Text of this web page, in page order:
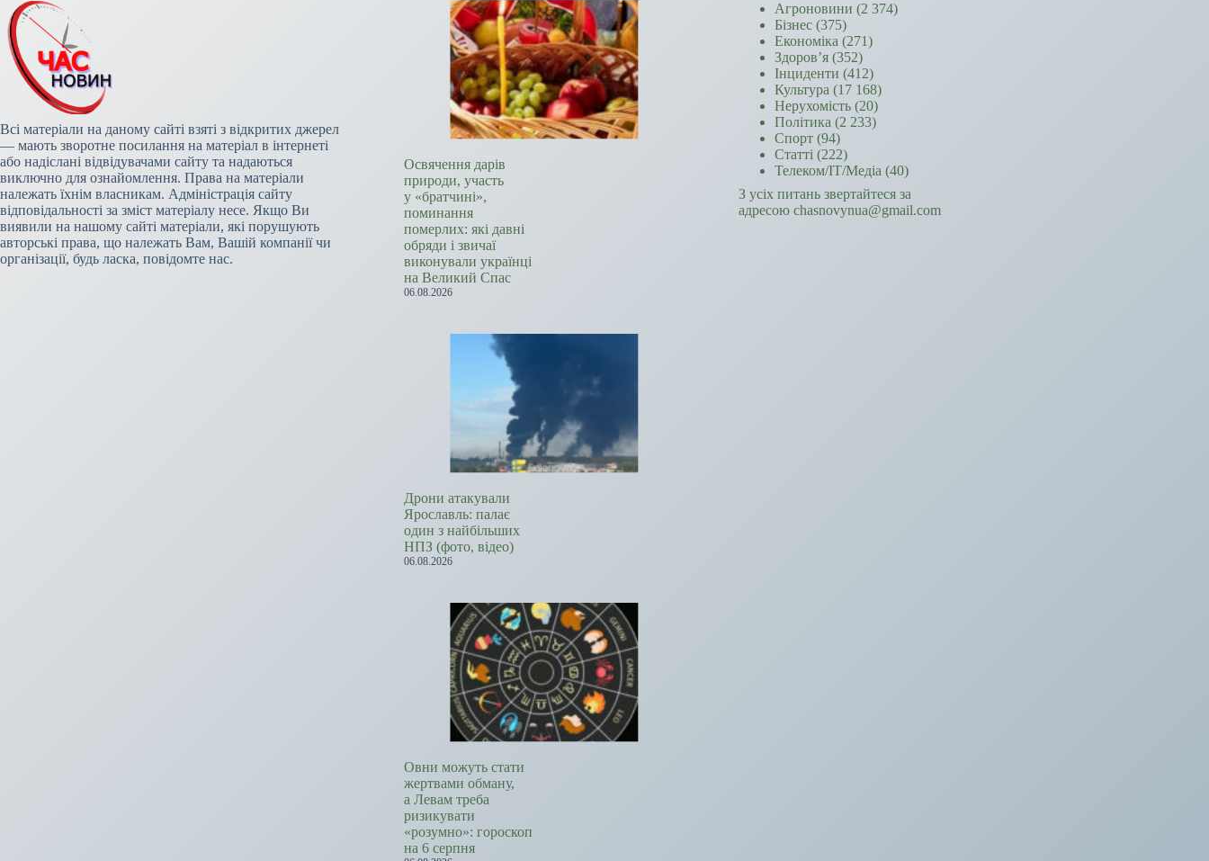
Всі матеріали на даному сайті взяті з відкритих джерел
— мають зворотне посилання на матеріал в інтернеті
або надіслані відвідувачами сайту та надаються
виключно для ознайомлення. Права на матеріали
належать їхнім власникам. Адміністрація сайту
відповідальності за зміст матеріалу несе. Якщо Ви
виявили на нашому сайті матеріали, які порушують
авторські права, що належать Вам, Вашій компанії чи
організації, будь ласка, повідомте нас.
Освячення дарів
природи, участь
у «братчині»,
поминання
померлих: які давні
обряди і звичаї
виконували українці
на Великий Спас
06.08.2026
Дрони атакували
Ярославль: палає
один з найбільших
НПЗ (фото, відео)
06.08.2026
Овни можуть стати
жертвами обману,
а Левам треба
ризикувати
«розумно»: гороскоп
на 6 серпня
Агроновини (2 374)
Бізнес (375)
Економіка (271)
Здоров’я (352)
Інциденти (412)
Культура (17 168)
Нерухомість (20)
Політика (2 233)
Спорт (94)
Статті (222)
Телеком/ІТ/Медіа (40)
З усіх питань звертайтеся за
адресою chasnovynua@gmail.com